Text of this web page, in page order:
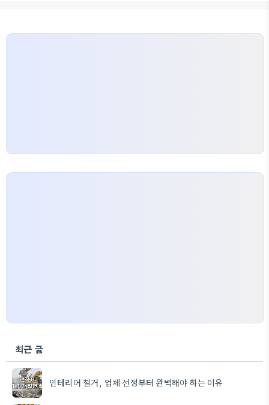
최근 글
인테리어 철거, 업체 선정부터 완벽해야 하는 이유